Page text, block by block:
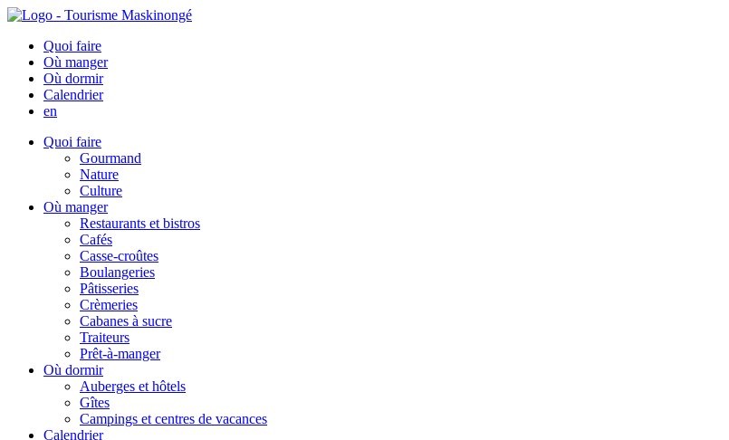
Quoi faire
Où manger
Où dormir
Calendrier
en
Quoi faire
Gourmand
Nature
Culture
Où manger
Restaurants et bistros
Cafés
Casse-croûtes
Boulangeries
Pâtisseries
Crèmeries
Cabanes à sucre
Traiteurs
Prêt-à-manger
Où dormir
Auberges et hôtels
Gîtes
Campings et centres de vacances
Calendrier